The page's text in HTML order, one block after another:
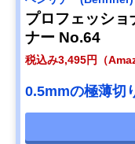
プロフェッショ
ナー No.64
税込み3,495円（
0.5mmの極薄切